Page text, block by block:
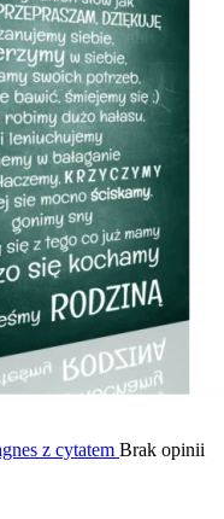
z cytatem Brak opinii